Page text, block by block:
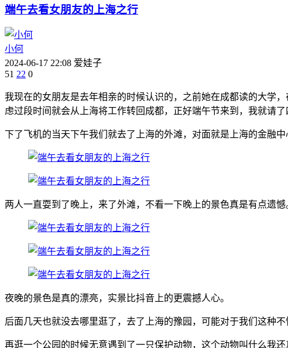
端午去看女朋友的上海之行
小何
2024-06-17 22:08 爱娃子
51 22 0
我现在的女朋友是去年相亲的时候认识的，之前她在成都读的大学
虑过段时间就会从上海将工作转回成都，正好端午节来到，我就请了
下了飞机的当天下午我们就去了上海的外滩，对面就是上海的金融
两人一直耍到了晚上，来了外滩，不看一下晚上的景色真是有点遗憾
夜晚的景色是真的漂亮，实景比抖音上的更震撼人心。
后面几天也就没去哪里逛了，去了上海的豫园，可能对于我们这种
再逛一个公园的时候无意遇到了一只保护动物，这个动物叫什么我